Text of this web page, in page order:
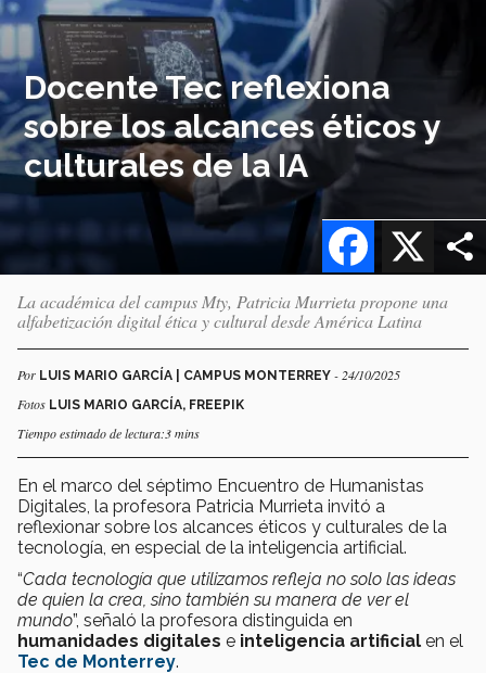
Docente Tec reflexiona
sobre los alcances éticos y
culturales de la IA
X
Facebook
La académica del campus Mty, Patricia Murrieta propone una
alfabetización digital ética y cultural desde América Latina
Por LUIS MARIO GARCÍA | CAMPUS MONTERREY - 24/10/2025
Fotos LUIS MARIO GARCÍA, FREEPIK
Tiempo estimado de lectura:3 mins
En el marco del séptimo Encuentro de Humanistas
Digitales, la profesora Patricia Murrieta invitó a
reflexionar sobre los alcances éticos y culturales de la
tecnología, en especial de la inteligencia artificial.
“Cada tecnología que utilizamos refleja no solo las ideas
de quien la crea, sino también su manera de ver el
mundo”, señaló la profesora distinguida en
humanidades digitales e inteligencia artificial en el
Tec de Monterrey.